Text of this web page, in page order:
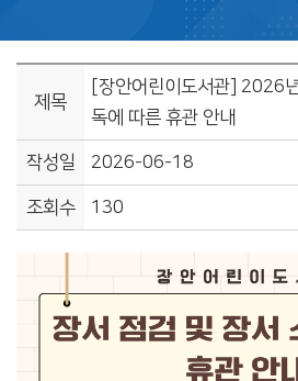
제목
[장안어린이도서관] 2026
독에 따른 휴관 안내
작성일 2026-06-18
조회수 130